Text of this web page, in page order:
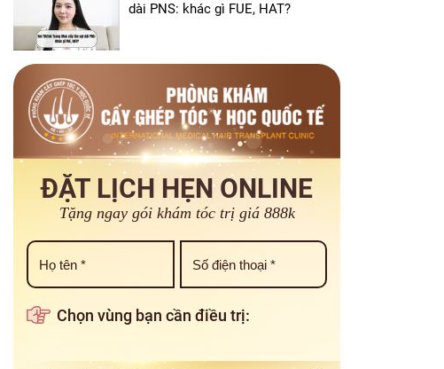
dài PNS: khác gì FUE, HAT?
ĐẶT LỊCH HẸN ONLINE
Tặng ngay gói khám tóc trị giá 888k
Chọn vùng bạn cần điều trị: